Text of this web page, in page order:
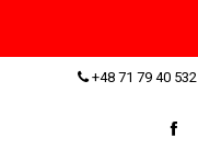
+48 71 79 40 532